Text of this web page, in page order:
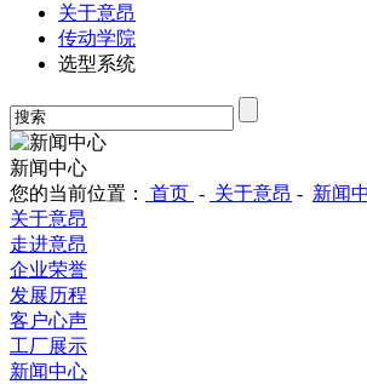
关于意昂
传动学院
选型系统
新闻中心
您的当前位置：
首页 - 关于意昂 - 新闻
关于意昂
走进意昂
企业荣誉
发展历程
客户心声
工厂展示
新闻中心